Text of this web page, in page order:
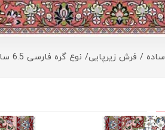
/ فرش زیرپایی/ نوع گره فارسی 6.5 سانت